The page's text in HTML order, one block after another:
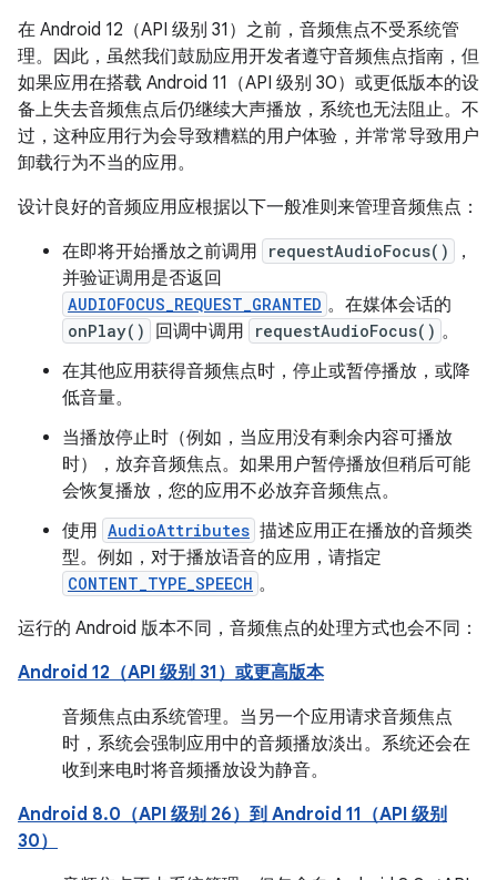
在 Android 12（API 级别 31）之前，音频焦点不受系统管
理。因此，虽然我们鼓励应用开发者遵守音频焦点指南，但
如果应用在搭载 Android 11（API 级别 30）或更低版本的设
备上失去音频焦点后仍继续大声播放，系统也无法阻止。不
过，这种应用行为会导致糟糕的用户体验，并常常导致用户
卸载行为不当的应用。
设计良好的音频应用应根据以下一般准则来管理音频焦点：
在即将开始播放之前调用
requestAudioFocus()
，
并验证调用是否返回
AUDIOFOCUS_REQUEST_GRANTED 。在媒体会话的
onPlay() 回调中调用 requestAudioFocus() 。
在其他应用获得音频焦点时，停止或暂停播放，或降
低音量。
当播放停止时（例如，当应用没有剩余内容可播放
时），放弃音频焦点。如果用户暂停播放但稍后可能
会恢复播放，您的应用不必放弃音频焦点。
使用 AudioAttributes 描述应用正在播放的音频类
型。例如，对于播放语音的应用，请指定
CONTENT_TYPE_SPEECH 。
运行的 Android 版本不同，音频焦点的处理方式也会不同：
Android 12（API 级别 31）或更高版本
音频焦点由系统管理。当另一个应用请求音频焦点
时，系统会强制应用中的音频播放淡出。系统还会在
收到来电时将音频播放设为静音。
Android 8.0（API 级别 26）到 Android 11（API 级别
30）